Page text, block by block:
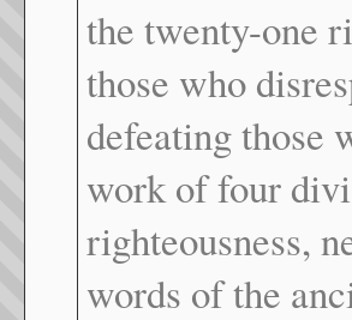
the twenty-one
those who
defeating those
work of four
righteousness,
words of the